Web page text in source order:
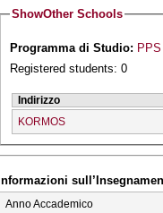
ShowOther Schools
Programma di Studio:
Registered students: 0
Indirizzo
KORMOS
Informazioni
Anno Accademico